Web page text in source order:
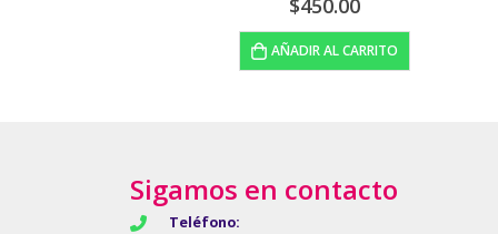
$230.00
LEER MÁS
Sigamos en contacto
Teléfono: